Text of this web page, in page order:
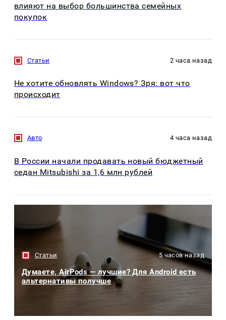
влияют на выбор большинства семейных
покупок
Статьи 2 часа назад
Не хотите обновлять Windows? Зря: вот что
происходит
Авто 4 часа назад
В России начали продавать новый бюджетный
седан Mitsubishi за 1,6 млн рублей
Статьи 5 часов назад
Думаете, AirPods — лучшие? Для Android есть
альтернативы получше